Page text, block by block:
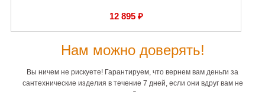
12 895 ₽
Нам можно доверять!
Вы ничем не рискуете! Гарантируем, что вернем вам деньги за
сантехнические изделия в течение 7 дней, если они вдруг вам не